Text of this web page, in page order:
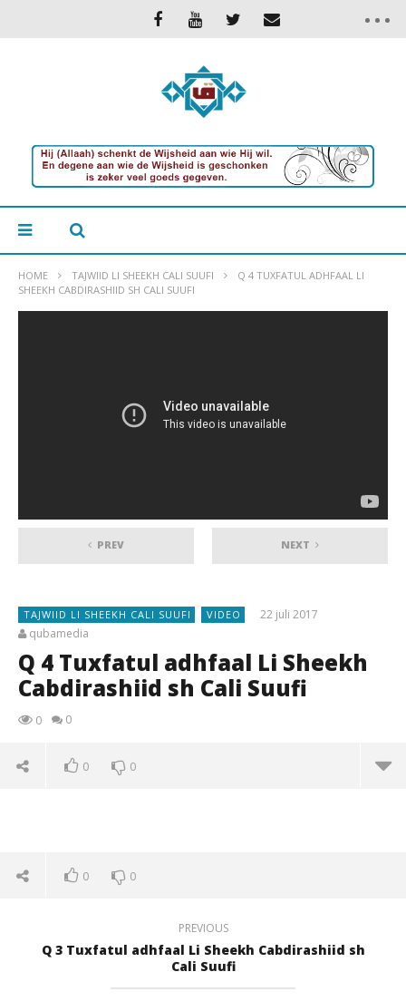
HOME TAJWIID LI SHEEKH CALI SUUFI
Q 4 TUXFATUL ADHFAAL LI
SHEEKH CABDIRASHIID SH CALI SUUFI
PREV NEXT
TAJWIID LI SHEEKH CALI SUUFI VIDEO
22 juli 2017
qubamedia
Q 4 Tuxfatul adhfaal Li Sheekh
Cabdirashiid sh Cali Suufi
0 0
0 0
0 0
PREVIOUS
Q 3 Tuxfatul adhfaal Li Sheekh Cabdirashiid sh
Cali Suufi